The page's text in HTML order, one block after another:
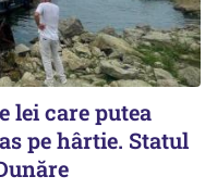
lei care putea
pe hârtie. Statul